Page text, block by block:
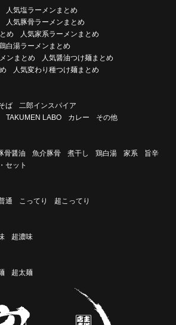
人気塩ラーメンまとめ
人気豚骨ラーメンまとめ
め
人気家系ラーメンまとめ
白湯ラーメンまとめ
ンまとめ
人気醤油つけ麺まとめ
人気変わり種つけ麺まとめ
ば
二郎インスパイア
TAKUMEN LABO カレー その他
骨醤油 魚介豚骨 煮干し 鶏白湯 家系
旨辛
セット
通 こってり 超こってり
超濃味
超太麺